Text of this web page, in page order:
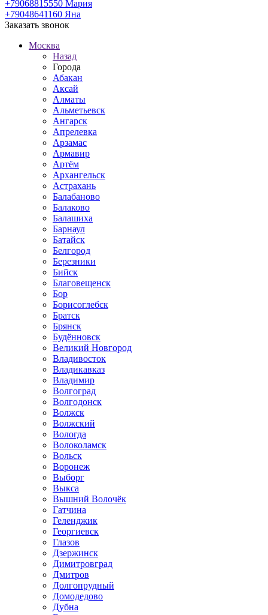
+79068815550 Мария
+79048641160 Яна
Заказать звонок
Москва
Назад
Города
Абакан
Аксай
Алматы
Альметьевск
Ангарск
Апрелевка
Арзамас
Армавир
Артём
Архангельск
Астрахань
Балабаново
Балаково
Балашиха
Барнаул
Батайск
Белгород
Березники
Бийск
Благовещенск
Бор
Борисоглебск
Братск
Брянск
Будённовск
Великий Новгород
Владивосток
Владикавказ
Владимир
Волгоград
Волгодонск
Волжск
Волжский
Вологда
Волоколамск
Вольск
Воронеж
Выборг
Выкса
Вышний Волочёк
Гатчина
Геленджик
Георгиевск
Глазов
Дзержинск
Димитровград
Дмитров
Долгопрудный
Домодедово
Дубна